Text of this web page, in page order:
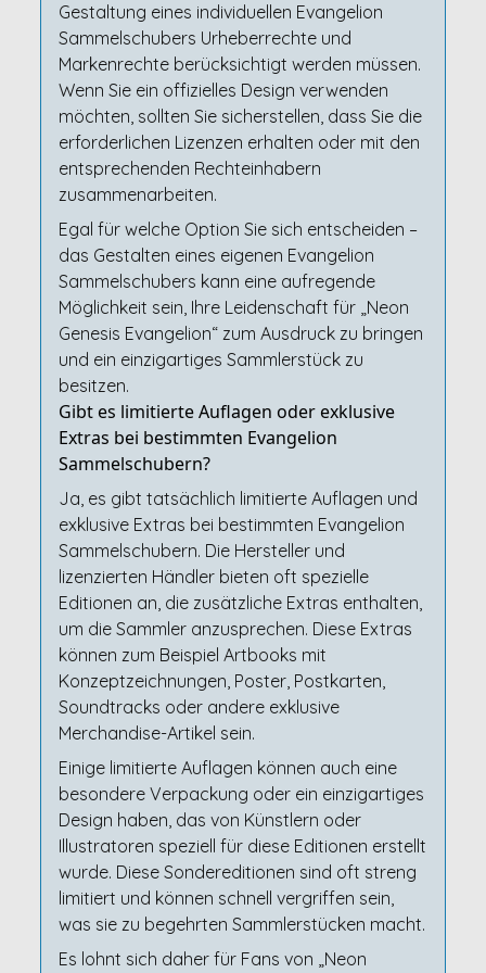
Gestaltung eines individuellen Evangelion
Sammelschubers Urheberrechte und
Markenrechte berücksichtigt werden müssen.
Wenn Sie ein offizielles Design verwenden
möchten, sollten Sie sicherstellen, dass Sie die
erforderlichen Lizenzen erhalten oder mit den
entsprechenden Rechteinhabern
zusammenarbeiten.
Egal für welche Option Sie sich entscheiden –
das Gestalten eines eigenen Evangelion
Sammelschubers kann eine aufregende
Möglichkeit sein, Ihre Leidenschaft für „Neon
Genesis Evangelion“ zum Ausdruck zu bringen
und ein einzigartiges Sammlerstück zu
besitzen.
Gibt es limitierte Auflagen oder exklusive
Extras bei bestimmten Evangelion
Sammelschubern?
Ja, es gibt tatsächlich limitierte Auflagen und
exklusive Extras bei bestimmten Evangelion
Sammelschubern. Die Hersteller und
lizenzierten Händler bieten oft spezielle
Editionen an, die zusätzliche Extras enthalten,
um die Sammler anzusprechen. Diese Extras
können zum Beispiel Artbooks mit
Konzeptzeichnungen, Poster, Postkarten,
Soundtracks oder andere exklusive
Merchandise-Artikel sein.
Einige limitierte Auflagen können auch eine
besondere Verpackung oder ein einzigartiges
Design haben, das von Künstlern oder
Illustratoren speziell für diese Editionen erstellt
wurde. Diese Sondereditionen sind oft streng
limitiert und können schnell vergriffen sein,
was sie zu begehrten Sammlerstücken macht.
Es lohnt sich daher für Fans von „Neon